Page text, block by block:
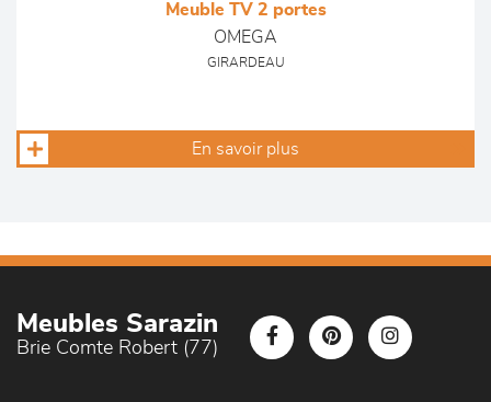
Meuble TV 2 portes
OMEGA
GIRARDEAU
En savoir plus
Meubles Sarazin
Brie Comte Robert (77)